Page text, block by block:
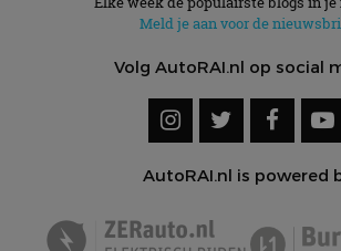
Meld je aan voor de
Volg AutoRAI.nl op social
AutoRAI.nl is powered